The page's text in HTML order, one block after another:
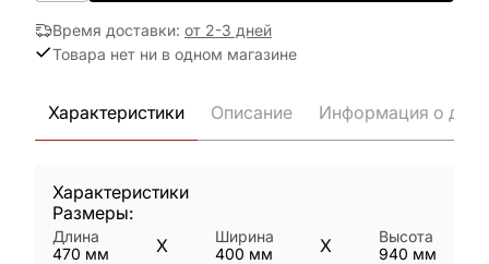
Время доставки: от 2-3 дней
Товара нет ни в одном магазине
Характеристики Описание Информация о
Характеристики
Размеры:
Длина
470 мм X
Ширина
400 мм X
Высота
940 мм